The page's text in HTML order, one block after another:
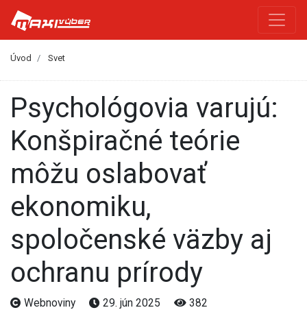
Úvod Svet
Psychológovia varujú:
Konšpiračné teórie
môžu oslabovať
ekonomiku,
spoločenské väzby aj
ochranu prírody
Webnoviny 29. jún 2025 382